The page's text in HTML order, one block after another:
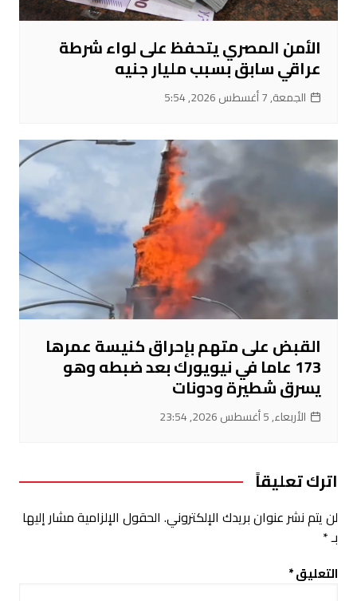
الأمن المصري يتحفظ على لواء شرطة
عراقي سابق بسبب مليار جنيه
الجمعة, 7 أغسطس 2026, 5:54
القبض على متهم بإحراق كنيسة عمرها
173 عاما في نيويورك بعد ضبطه وهو
يسرق شطيرة ودونات
الأربعاء, 5 أغسطس 2026, 23:54
اترك تعليقاً
لن يتم نشر عنوان بريدك الإلكتروني. الحقول الإلزامية مشار إليها
بـ*
التعليق*